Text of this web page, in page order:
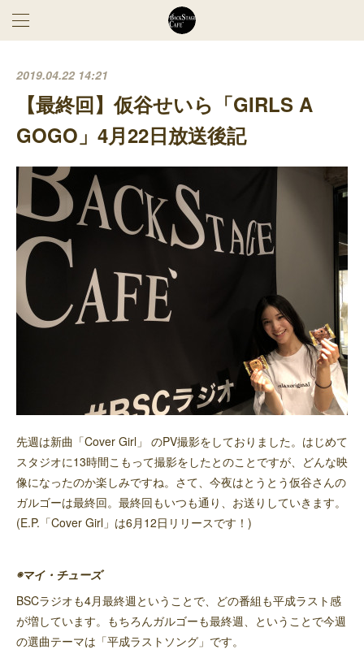
2019.04.22 14:21
【最終回】仮谷せいら「GIRLS A
GOGO」4月22日放送後記
先週は新曲「Cover Girl」 のPV撮影をしておりました。はじめて
スタジオに13時間こもって撮影をしたとのことですが、どんな映
像になったのか楽しみですね。さて、今夜はとうとう仮谷さんの
ガルゴーは最終回。最終回もいつも通り、お送りしていきます。
(E.P.「Cover Girl」は6月12日リリースです！)
◉マイ・チューズ
BSCラジオも4月最終週ということで、どの番組も平成ラスト感
が増しています。もちろんガルゴーも最終週、ということで今週
の選曲テーマは「平成ラストソング」です。